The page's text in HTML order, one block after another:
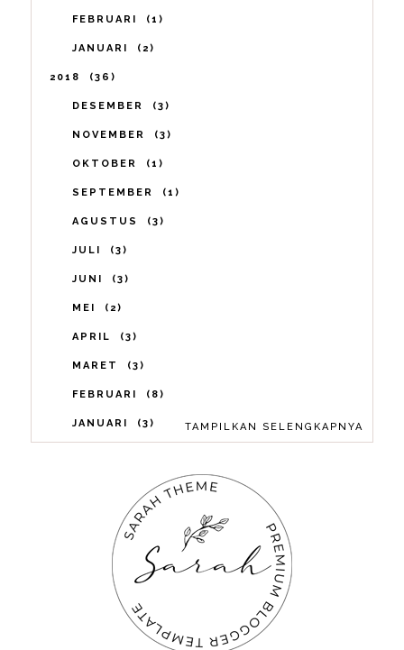
FEBRUARI 1
JANUARI 2
2018 36
DESEMBER 3
NOVEMBER 3
OKTOBER 1
SEPTEMBER 1
AGUSTUS 3
JULI 3
JUNI 3
MEI 2
APRIL 3
MARET 3
FEBRUARI 8
JANUARI 3 TAMPILKAN SELENGKAPNYA